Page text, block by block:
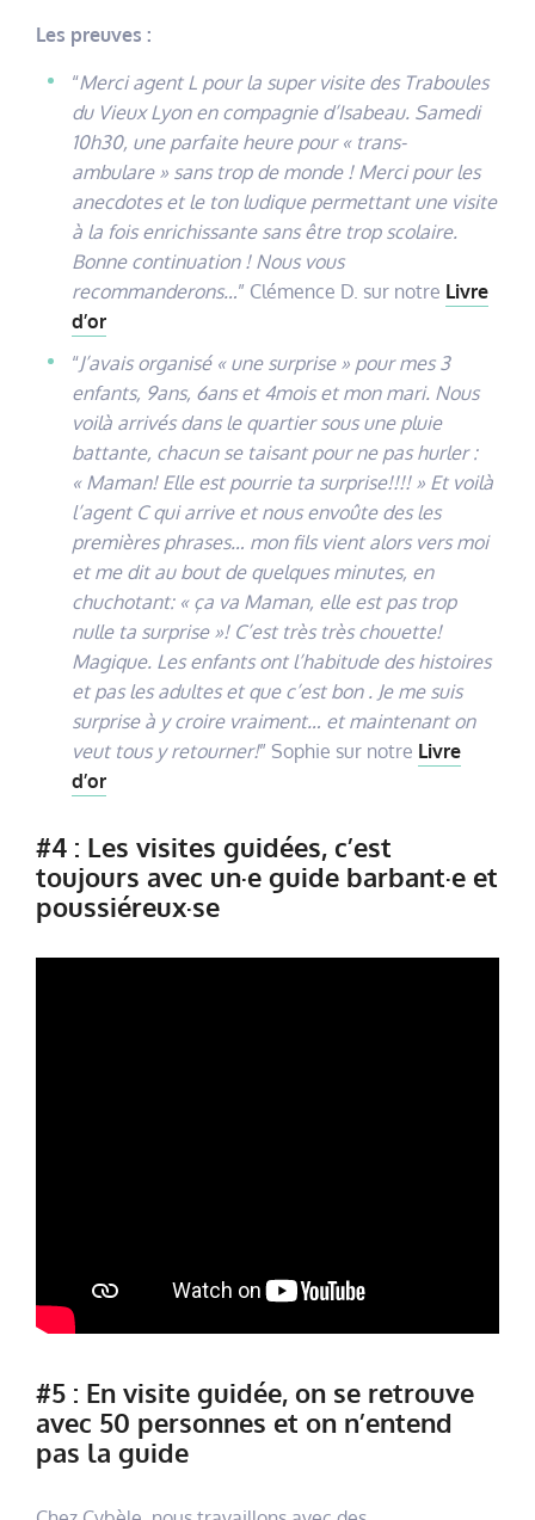
Les preuves :
“Merci agent L pour la super visite des Traboules
du Vieux Lyon en compagnie d’Isabeau. Samedi
10h30, une parfaite heure pour « trans-
ambulare » sans trop de monde ! Merci pour les
anecdotes et le ton ludique permettant une visite
à la fois enrichissante sans être trop scolaire.
Bonne continuation ! Nous vous
recommanderons…” Clémence D. sur notre Livre
d’or
“J’avais organisé « une surprise » pour mes 3
enfants, 9ans, 6ans et 4mois et mon mari. Nous
voilà arrivés dans le quartier sous une pluie
battante, chacun se taisant pour ne pas hurler :
« Maman! Elle est pourrie ta surprise!!!! » Et voilà
l’agent C qui arrive et nous envoûte des les
premières phrases… mon fils vient alors vers moi
et me dit au bout de quelques minutes, en
chuchotant: « ça va Maman, elle est pas trop
nulle ta surprise »! C’est très très chouette!
Magique. Les enfants ont l’habitude des histoires
et pas les adultes et que c’est bon . Je me suis
surprise à y croire vraiment… et maintenant on
veut tous y retourner!” Sophie sur notre Livre
d’or
#4 : Les visites guidées, c’est
toujours avec un·e guide barbant·e et
poussiéreux·se
#5 : En visite guidée, on se retrouve
avec 50 personnes et on n’entend
pas la guide